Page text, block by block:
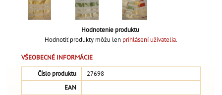
Hodnotenie produktu
Hodnotiť produkty môžu len prihlásení užívatelia.
VŠEOBECNÉ INFORMÁCIE
Číslo produktu
27698
EAN